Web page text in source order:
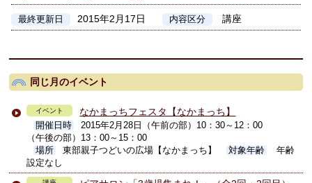
最終更新日 2015年2月17日 内容区分 講座
同じ月のイベント
イベント なかまっちフェスタ【なかまっち】
開催日時
2015年2月28日（午前の部）10：30～12：00
（午後の部）13：00～15：00
場所
東部親子つどいの広場【なかまっち】 対象年齢
年齢
設定なし